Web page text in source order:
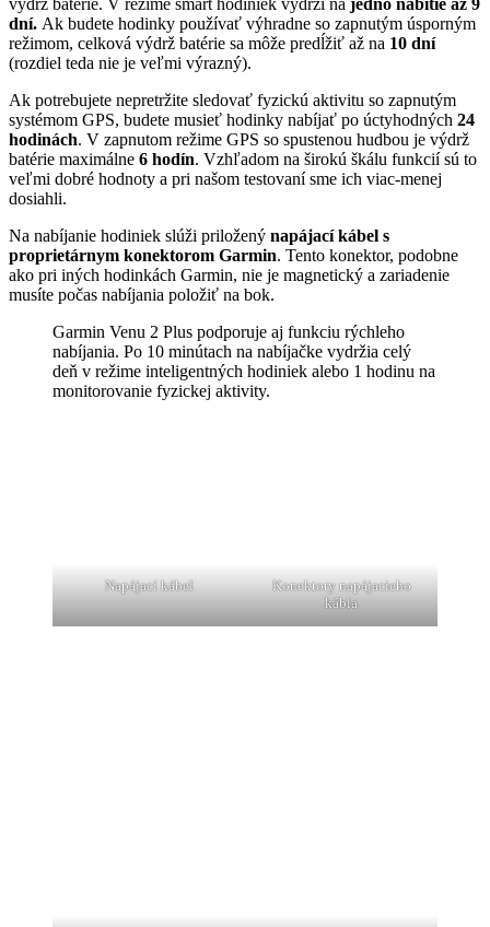
dní. Ak budete hodinky používať výhradne so zapnutým úsporným
režimom, celková výdrž batérie sa môže predĺžiť až na 10 dní
(rozdiel teda nie je veľmi výrazný).
Ak potrebujete nepretržite sledovať fyzickú aktivitu so zapnutým
systémom GPS, budete musieť hodinky nabíjať po úctyhodných 24
hodinách. V zapnutom režime GPS so spustenou hudbou je výdrž
batérie maximálne 6 hodín. Vzhľadom na širokú škálu funkcií sú to
veľmi dobré hodnoty a pri našom testovaní sme ich viac-menej
dosiahli.
Na nabíjanie hodiniek slúži priložený napájací kábel s
proprietárnym konektorom Garmin. Tento konektor, podobne
ako pri iných hodinkách Garmin, nie je magnetický a zariadenie
musíte počas nabíjania položiť na bok.
Garmin Venu 2 Plus podporuje aj funkciu rýchleho
nabíjania. Po 10 minútach na nabíjačke vydržia celý
deň v režime inteligentných hodiniek alebo 1 hodinu na
monitorovanie fyzickej aktivity.
Napájací kábel
Konektory napájacieho
kábla